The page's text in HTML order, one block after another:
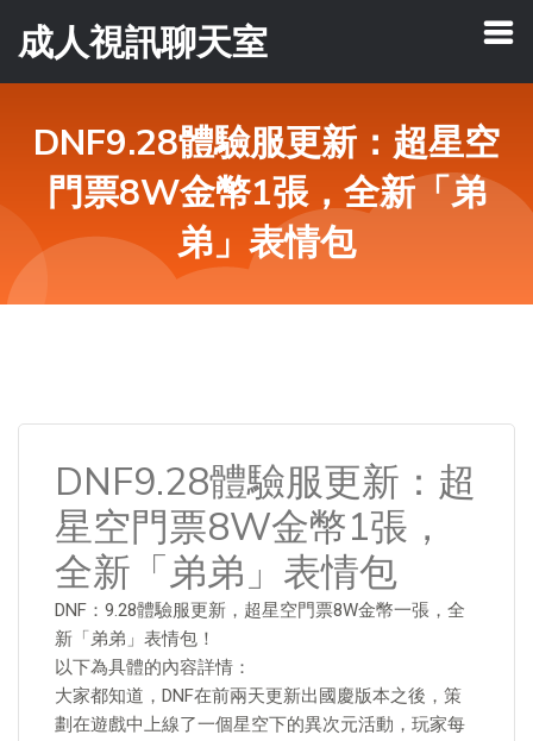
成人視訊聊天室
DNF9.28體驗服更新：超星空
門票8W金幣1張，全新「弟
弟」表情包
DNF9.28體驗服更新：超
星空門票8W金幣1張，
全新「弟弟」表情包
DNF：9.28體驗服更新，超星空門票8W金幣一張，全
新「弟弟」表情包！
以下為具體的內容詳情：
大家都知道，DNF在前兩天更新出國慶版本之後，策
劃在遊戲中上線了一個星空下的異次元活動，玩家每